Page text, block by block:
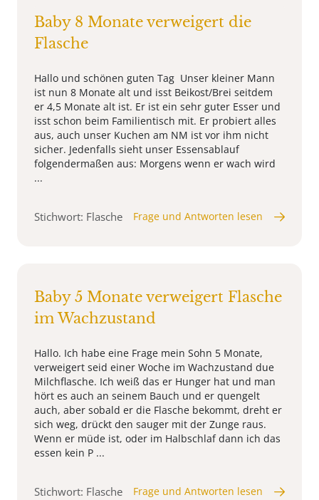
Baby 8 Monate verweigert die
Flasche
Hallo und schönen guten Tag Unser kleiner Mann
ist nun 8 Monate alt und isst Beikost/Brei seitdem
er 4,5 Monate alt ist. Er ist ein sehr guter Esser und
isst schon beim Familientisch mit. Er probiert alles
aus, auch unser Kuchen am NM ist vor ihm nicht
sicher. Jedenfalls sieht unser Essensablauf
folgendermaßen aus: Morgens wenn er wach wird
...
Stichwort: Flasche Frage und Antworten lesen
Baby 5 Monate verweigert Flasche
im Wachzustand
Hallo. Ich habe eine Frage mein Sohn 5 Monate,
verweigert seid einer Woche im Wachzustand due
Milchflasche. Ich weiß das er Hunger hat und man
hört es auch an seinem Bauch und er quengelt
auch, aber sobald er die Flasche bekommt, dreht er
sich weg, drückt den sauger mit der Zunge raus.
Wenn er müde ist, oder im Halbschlaf dann ich das
essen kein P ...
Stichwort: Flasche Frage und Antworten lesen